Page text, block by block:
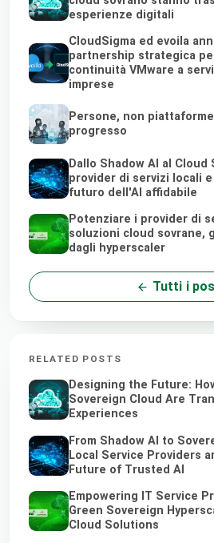
esperienze digitali
CloudSigma ed evoila
partnership strategica
continuità VMware a
imprese
Persone, non
progresso
Dallo Shadow AI al
provider di servizi locali
futuro dell'AI affidabile
Potenziare i provider di
soluzioni cloud sovrane,
dagli hyperscaler
Tutti i
RELATED POSTS
Designing the Future:
Sovereign Cloud Are
Experiences
From Shadow AI to
Local Service Providers
Future of Trusted AI
Empowering IT Service
Green Sovereign
Cloud Solutions